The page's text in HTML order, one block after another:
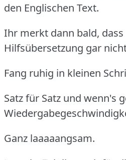
den Englischen Text.
Ihr merkt dann bald,
Hilfsübersetzung gar
Fang ruhig in kleinen
Satz für Satz und wenn's
Ganz laaaaangsam.